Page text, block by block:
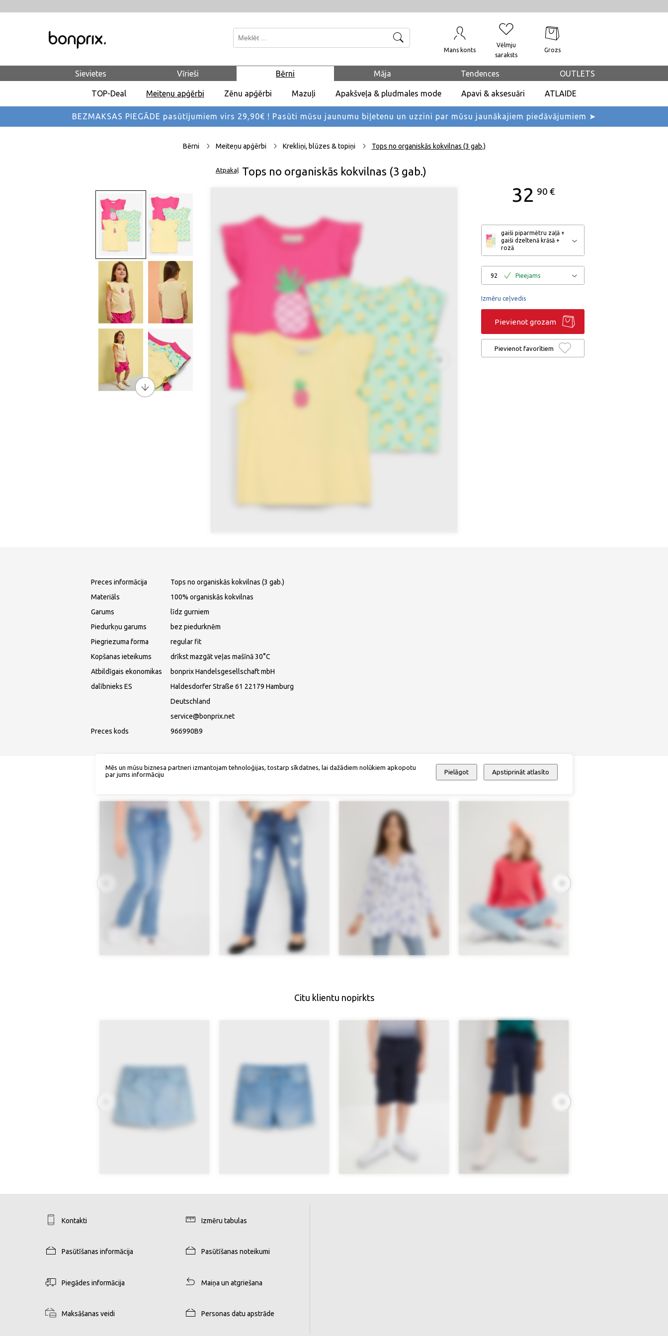
Meklēt
Mans konts
Vēlmju
saraksts
Grozs
Sievietes Vīrieši Bērni
TOP-Deal Meiteņu apģērbi Zēnu apģērbi Mazuļi Apakšveļa & pludmales mode Apavi & aksesuāri ATLAIDE
Māja Tendences OUTLETS
BEZMAKSAS PIEGĀDE pasūtījumiem virs 29,90€ ! Pasūti mūsu jaunumu biļetenu un uzzini par mūsu jaunākajiem piedāvājumiem ➤
Bērni Meiteņu apģērbi Krekliņi, blūzes & topiņi Tops no organiskās kokvilnas (3 gab.)
Atpakaļ Tops no organiskās kokvilnas (3 gab.)
32 90 €
gaiši piparmētru zaļā +
gaiši dzeltenā krāsā +
rozā
92 Pieejams
Izmēru ceļvedis
Pievienot grozam
Pievienot favorītiem
Preces informācija
Tops no organiskās kokvilnas (3 gab.)
Materiāls
100% organiskās kokvilnas
Garums
līdz gurniem
Piedurkņu garums
bez piedurknēm
Piegriezuma forma
regular fit
Kopšanas ieteikums
drīkst mazgāt veļas mašīnā 30°C
Atbildīgais ekonomikas
dalībnieks ES
bonprix Handelsgesellschaft mbH
Haldesdorfer Straße 61 22179 Hamburg
Deutschland
service@bonprix.net
Preces kods
966990B9
Citu klientu nopirkts
Kontakti Izmēru tabulas
Pasūtīšanas informācija Pasūtīšanas noteikumi
Piegādes informācija Maiņa un atgriešana
Maksāšanas veidi Personas datu apstrāde
Mēs un mūsu biznesa partneri izmantojam tehnoloģijas, tostarp sīkdatnes, lai dažādiem nolūkiem apkopotu
par jums informāciju
Pielāgot Apstiprināt atlasīto